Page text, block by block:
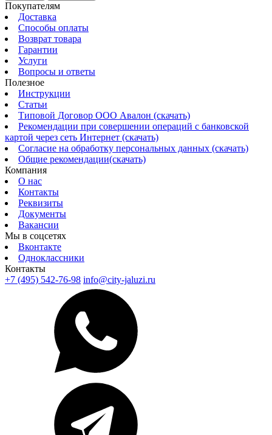
Покупателям
Доставка
Способы оплаты
Возврат товара
Гарантии
Услуги
Вопросы и ответы
Полезное
Инструкции
Статьи
Типовой Договор ООО Авалон (скачать)
Рекомендации при совершении операций с банковской
картой через сеть Интернет (скачать)
Согласие на обработку персональных данных (скачать)
Общие рекомендации(скачать)
Компания
О нас
Контакты
Реквизиты
Документы
Вакансии
Мы в соцсетях
Вконтакте
Одноклассники
Контакты
+7 (495) 542-76-98 info@city-jaluzi.ru